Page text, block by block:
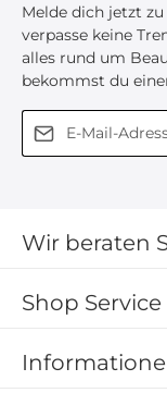
Melde dich jetzt
verpasse keine
alles rund um
bekommst du
E-Mail-Adresse*
Wir beraten
Shop Service